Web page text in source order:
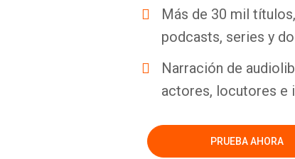
Más de 30 mil
podcasts, series y
Narración de
actores, locutores e
PRUEBA AHORA